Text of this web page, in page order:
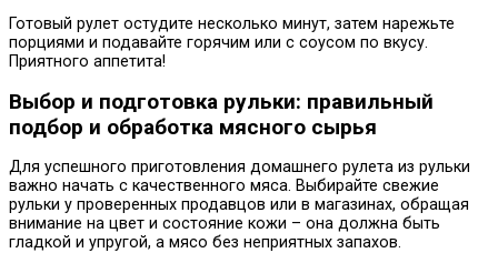
Готовый рулет остудите несколько минут, затем нарежьте
порциями и подавайте горячим или с соусом по вкусу.
Приятного аппетита!
Выбор и подготовка рульки: правильный
подбор и обработка мясного сырья
Для успешного приготовления домашнего рулета из рульки
важно начать с качественного мяса. Выбирайте свежие
рульки у проверенных продавцов или в магазинах, обращая
внимание на цвет и состояние кожи – она должна быть
гладкой и упругой, а мясо без неприятных запахов.